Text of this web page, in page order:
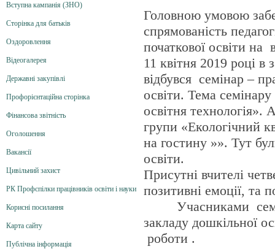
Вступна кампанія (ЗНО)
Сторінка для батьків
Оздоровлення
Відеогалерея
Державні закупівлі
Профорієнтаційна сторінка
Фінансова звітність
Оголошення
Вакансії
Цивільний захист
РК Профспілки працівників освіти і науки
Корисні посилання
Карта сайту
Публічна інформація
Головною умовою
спрямованість
початкової освіти на
11 квітня 2019 році
відбувся семінар –
освіти. Тема
освітня
групи «Екологічний
на гостину »». Тут
освіти.
Присутні вчителі
позитивні емоції, та
Учасниками
закладу дошкільної
роботи .